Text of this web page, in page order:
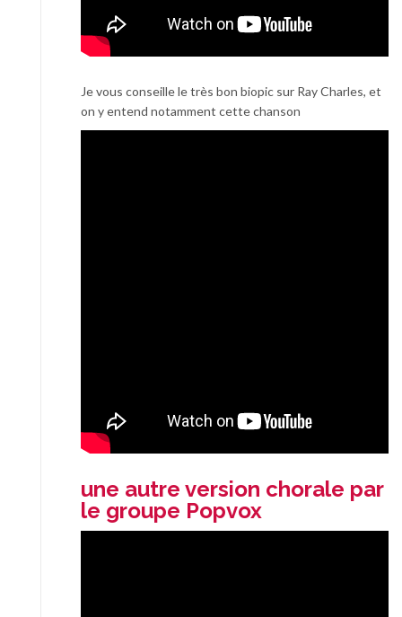
Je vous conseille le très bon biopic sur Ray Charles, et
on y entend notamment cette chanson
une autre version chorale par
le groupe Popvox